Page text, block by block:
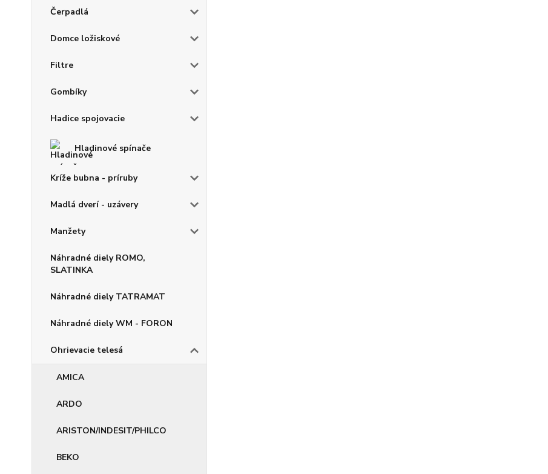
Čerpadlá
Domce ložiskové
Filtre
Gombíky
Hadice spojovacie
Hladinové spínače
Kríže bubna - príruby
Madlá dverí - uzávery
Manžety
Náhradné diely ROMO,
SLATINKA
Náhradné diely TATRAMAT
Náhradné diely WM - FORON
Ohrievacie telesá
AMICA
ARDO
ARISTON/INDESIT/PHILCO
BEKO